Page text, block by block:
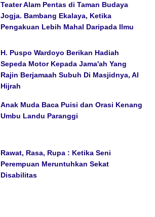
Teater Alam Pentas di Taman Budaya
Jogja. Bambang Ekalaya, Ketika
Pengakuan Lebih Mahal Daripada Ilmu
H. Puspo Wardoyo Berikan Hadiah
Sepeda Motor Kepada Jama'ah Yang
Rajin Berjamaah Subuh Di Masjidnya, Al
Hijrah
Anak Muda Baca Puisi dan Orasi Kenang
Umbu Landu Paranggi
Rawat, Rasa, Rupa : Ketika Seni
Perempuan Meruntuhkan Sekat
Disabilitas